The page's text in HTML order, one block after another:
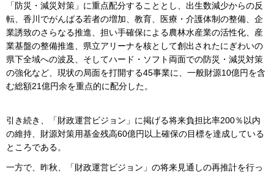
「防災・減災対策」に重点配分することとし、出生数減少からの反
転、香川でがんばる若者の増加、教育、医療・介護体制の整備、企
業誘致のさらなる推進、担い手確保による農林水産業の活性化、産
業基盤の整備推進、県立アリーナを核として創出されたにぎわいの
県下全域への波及、そしてハード・ソフト両面での防災・減災対策
の強化など、現状の局面を打開する45事業に、一般財源10億円を含
む総額21億円余を重点的に配分した。
引き続き、「財政運営ビジョン」に掲げる将来負担比率200％以内
の維持、財源対策用基金残高60億円以上確保の目標を達成している
ところである。
一方で、昨秋、「財政運営ビジョン」の将来見通しの再推計を行っ